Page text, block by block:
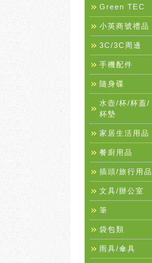
Green TEC
小英商號禮品
3C/3C周邊
手機配件
隨身碟
水壺/杯/杯蓋/
杯墊
家居生活用品
餐廚用品
插頭/旅行用品
文具/辦公室
筆
袋包類
雨具/傘具